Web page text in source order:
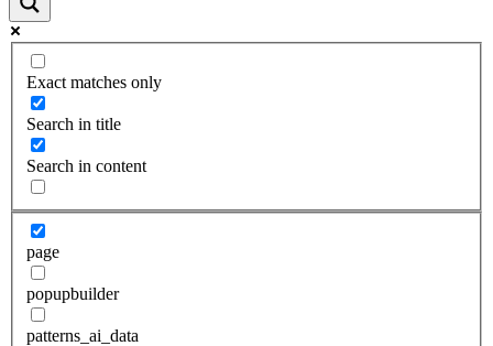
Exact matches only
Search in title
Search in content
page
popupbuilder
patterns_ai_data